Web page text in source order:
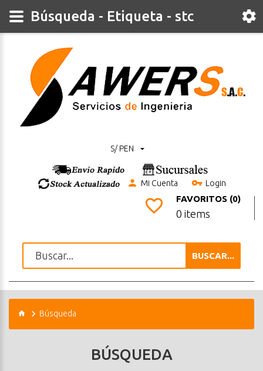
S/ PEN
Mi Cuenta Login
FAVORITOS (0)
0 items
BUSCAR...
Búsqueda
BÚSQUEDA
Búsqueda - Etiqueta - stc